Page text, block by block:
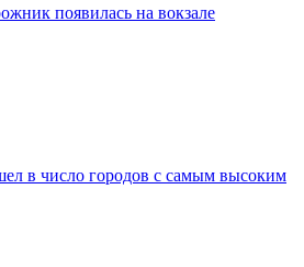
появилась на вокзале
в число городов с самым высоким